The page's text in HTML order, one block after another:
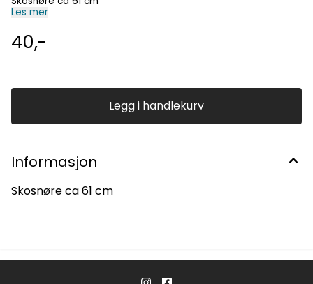
Les mer
40,-
Legg i handlekurv
Informasjon
Skosnøre ca 61 cm